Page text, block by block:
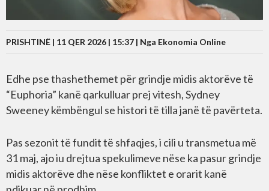
PRISHTINË | 11 QER 2026 | 15:37 | Nga Ekonomia Online
Edhe pse thashethemet për grindje midis aktorëve të
“Euphoria” kanë qarkulluar prej vitesh, Sydney
Sweeney këmbëngul se histori të tilla janë të pavërteta.
Pas sezonit të fundit të shfaqjes, i cili u transmetua më
31 maj, ajo iu drejtua spekulimeve nëse ka pasur grindje
midis aktorëve dhe nëse konfliktet e orarit kanë